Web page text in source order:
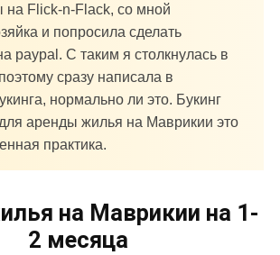
на Flick-n-Flack, со мной
и попросила сделать
paypal. С таким я столкнулась в
сразу написала в
нормально ли это. Букинг
для аренды жилья на Маврикии это
практика.
на Маврикии на 1-
2 месяца